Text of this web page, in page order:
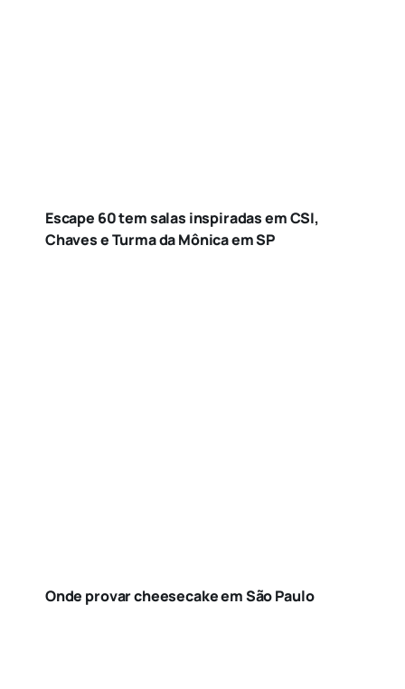
Escape 60 tem salas inspiradas em CSI,
Chaves e Turma da Mônica em SP
Onde provar cheesecake em São Paulo